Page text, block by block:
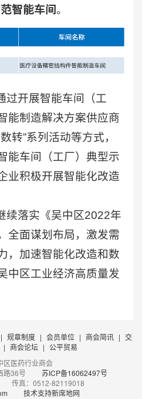
智能车间。
开展智能车间（工
能制造解决方案供应商
转”系列活动等方式，
能车间（工厂）典型示
业积极开展智能化改造
落实《吴中区2022年
全面谋划布局，激发需
，加速智能化改造和数
中区工业经济高质量发
| 规章制度 | 会员单位 | 商会简讯 | 交
| 商会论坛 | 公平贸易
区医药行业商会
西路36号
苏ICP备16062497号
真：0512-82119018
技术支持新席地网